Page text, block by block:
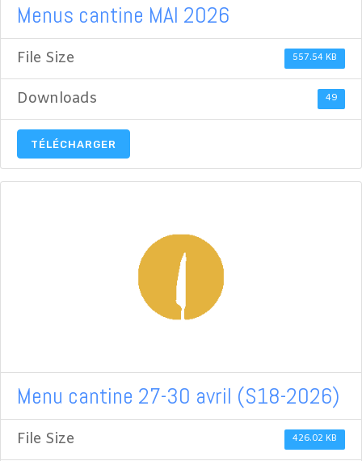
Menus cantine MAI 2026
File Size 557.54 KB
Downloads 49
TÉLÉCHARGER
Menu cantine 27-30 avril (S18-2026)
File Size 426.02 KB